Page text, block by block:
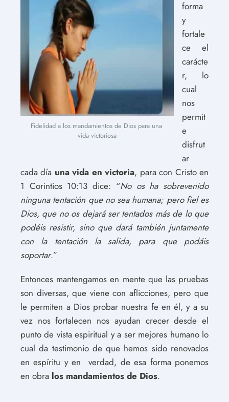
Fidelidad a los mandamientos de Dios para una
vida victoriosa
forma
y
fortale
ce el
carácte
r, lo
cual
nos
permit
e
disfrut
ar
cada día una vida en victoria, para con Cristo en
1 Corintios 10:13 dice: “No os ha sobrevenido
ninguna tentación que no sea humana; pero fiel es
Dios, que no os dejará ser tentados más de lo que
podéis resistir, sino que dará también juntamente
con la tentación la salida, para que podáis
soportar.”
Entonces mantengamos en mente que las pruebas
son diversas, que viene con aflicciones, pero que
le permiten a Dios probar nuestra fe en él, y a su
vez nos fortalecen nos ayudan crecer desde el
punto de vista espiritual y a ser mejores humano lo
cual da testimonio de que hemos sido renovados
en espíritu y en verdad, de esa forma ponemos
en obra los mandamientos de Dios.